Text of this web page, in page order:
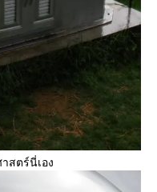
สตร์นี่เอง